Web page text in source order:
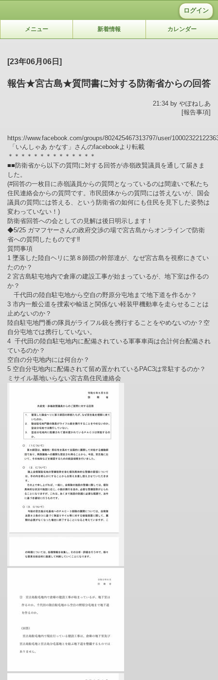
ログイン
メニュー 新着情報 カレンダー
[23年06月06日]
報告★宮古島★質問書に対する防衛省からの回答
21:34 by やぽねしあ
[報告事項]
https://www.facebook.com/groups/802425467313797/user/
「いんしゃあ かなす」さんのfacebookより転載
＊＊＊＊＊＊＊＊＊＊＊＊＊＊
■■防衛省から以下の質問に対する回答が赤嶺政賢議員を通して届きま
した。
(#回答の一枚目に赤嶺議員からの質問となっているのは間違いで私たち
住民連絡会からの質問です。市民団体からの質問には答えないが、国会
議員の質問には答える、という防衛省の如何にも住民を見下した姿勢は
変わっていない！)
防衛省回答への会としての見解は後日明示します！
◆5/25 ガマフヤーさんの政府交渉の場で宮古島からオンラインで防衛
省への質問したものです‼
質問事項
1 墜落した陸自ヘリに第８師団の幹部達が、なぜ宮古島を視察にきてい
たのか？
2 宮古島駐屯地内で倉庫の建設工事が始まっているが、地下室は作るの
か？
千代田の陸自駐屯地から空自の野原分屯地まで地下道を作るか？
3 市内一般公道を捜索や輸送と関係ない軽装甲機動車を走らせることは
止めないのか？
陸自駐屯地門番の隊員がライフル銃を携行することをやめないのか？空
自分屯地では携行していない。
4 千代田の陸自駐屯地内に配備されている軍事車両は合計何台配備され
ているのか？
空自の分屯地内には何台か？
5 空自分屯地内に配備されて留め置かれているPAC3は常駐するのか？
ミサイル基地いらない宮古島住民連絡会